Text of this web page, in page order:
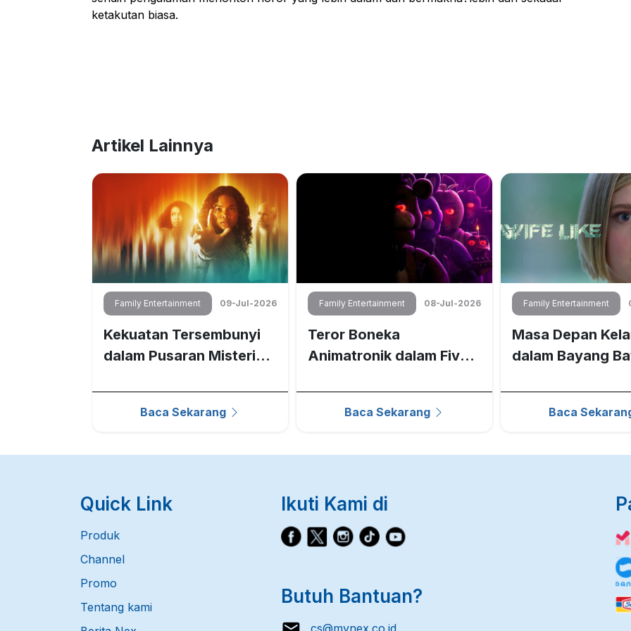
ketakutan biasa.
Artikel Lainnya
Family Entertainment 09-Jul-2026
Kekuatan Tersembunyi
dalam Pusaran Misteri
Baca Sekarang
Family Entertainment 08-Jul-2026
Teror Boneka
Animatronik dalam Five
Baca Sekarang
Family Entertainment
Masa Depan
dalam Bayang
Baca
Quick Link
Produk
Channel
Promo
Tentang kami
Ikuti Kami di
Butuh Bantuan?
cs@mynex.co.id